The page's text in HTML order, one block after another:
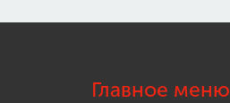
Главное меню